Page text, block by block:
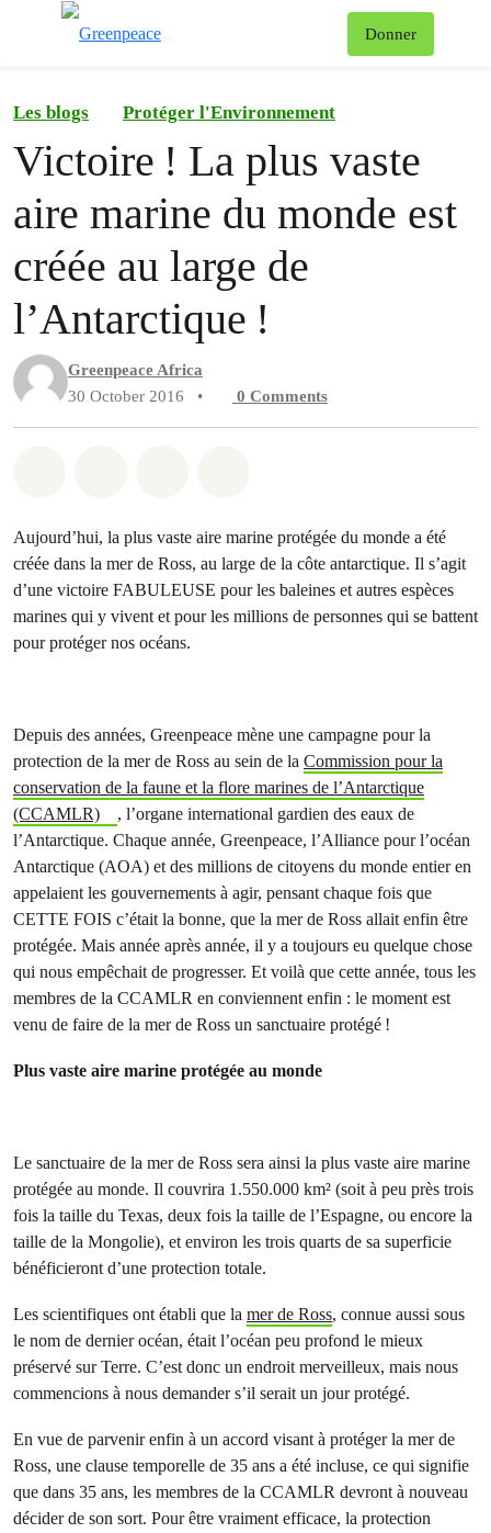
Donner
Les blogs Protéger l'Environnement
Victoire ! La plus vaste
aire marine du monde est
créée au large de
l’Antarctique !
Greenpeace Africa
30 October 2016
• 0 Comments
Aujourd’hui, la plus vaste aire marine protégée du monde a été
créée dans la mer de Ross, au large de la côte antarctique. Il s’agit
d’une victoire FABULEUSE pour les baleines et autres espèces
marines qui y vivent et pour les millions de personnes qui se battent
pour protéger nos océans.
Depuis des années, Greenpeace mène une campagne pour la
protection de la mer de Ross au sein de la Commission pour la
conservation de la faune et la flore marines de l’Antarctique
(CCAMLR)
, l’organe international gardien des eaux de
l’Antarctique. Chaque année, Greenpeace, l’Alliance pour l’océan
Antarctique (AOA) et des millions de citoyens du monde entier en
appelaient les gouvernements à agir, pensant chaque fois que
CETTE FOIS c’était la bonne, que la mer de Ross allait enfin être
protégée. Mais année après année, il y a toujours eu quelque chose
qui nous empêchait de progresser. Et voilà que cette année, tous les
membres de la CCAMLR en conviennent enfin : le moment est
venu de faire de la mer de Ross un sanctuaire protégé !
Plus vaste aire marine protégée au monde
Le sanctuaire de la mer de Ross sera ainsi la plus vaste aire marine
protégée au monde. Il couvrira 1.550.000 km² (soit à peu près trois
fois la taille du Texas, deux fois la taille de l’Espagne, ou encore la
taille de la Mongolie), et environ les trois quarts de sa superficie
bénéficieront d’une protection totale.
Les scientifiques ont établi que la mer de Ross, connue aussi sous
le nom de dernier océan, était l’océan peu profond le mieux
préservé sur Terre. C’est donc un endroit merveilleux, mais nous
commencions à nous demander s’il serait un jour protégé.
En vue de parvenir enfin à un accord visant à protéger la mer de
Ross, une clause temporelle de 35 ans a été incluse, ce qui signifie
que dans 35 ans, les membres de la CCAMLR devront à nouveau
décider de son sort. Pour être vraiment efficace, la protection